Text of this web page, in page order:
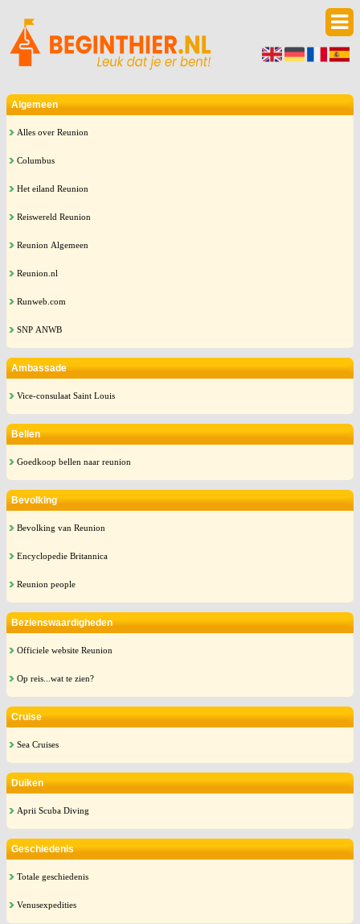
Algemeen
Alles over Reunion
Columbus
Het eiland Reunion
Reiswereld Reunion
Reunion Algemeen
Reunion.nl
Runweb.com
SNP ANWB
Ambassade
Vice-consulaat Saint Louis
Bellen
Goedkoop bellen naar reunion
Bevolking
Bevolking van Reunion
Encyclopedie Britannica
Reunion people
Bezienswaardigheden
Officiele website Reunion
Op reis...wat te zien?
Cruise
Sea Cruises
Duiken
Aprii Scuba Diving
Geschiedenis
Totale geschiedenis
Venusexpedities